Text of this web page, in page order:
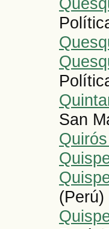
San
(Perú)